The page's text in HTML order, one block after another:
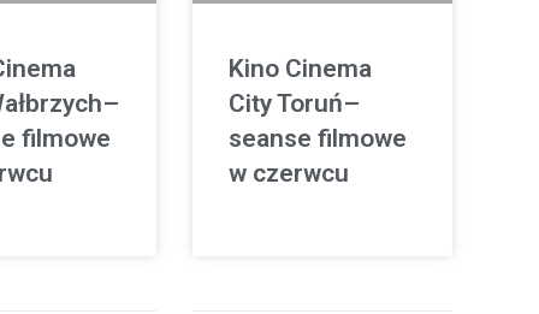
filmowe
Kino Cinema
City Toruń–
seanse filmowe
w czerwcu